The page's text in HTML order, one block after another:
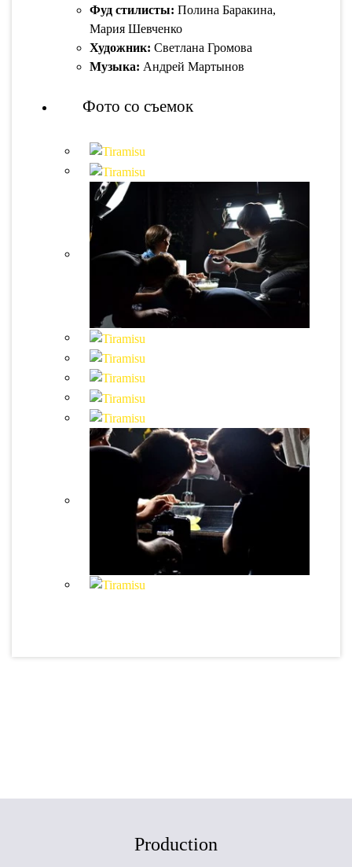
Фуд стилисты: Полина Баракина,
Мария Шевченко
Художник: Светлана Громова
Музыка: Андрей Мартынов
Фото со съемок
Production